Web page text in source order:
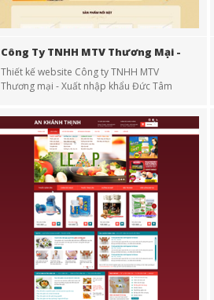
Công Ty TNHH MTV Thương Mại -
Xuất Nhập Khẩu Đức Tâm
Thiết kế website Công ty TNHH MTV
Thương mại - Xuất nhập khẩu Đức Tâm